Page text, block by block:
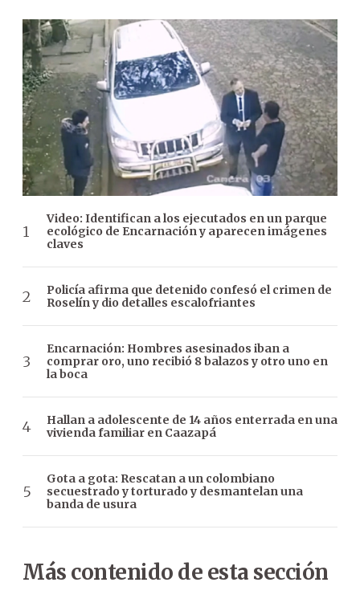
Video: Identifican a los ejecutados en un parque
ecológico de Encarnación y aparecen imágenes
claves
Policía afirma que detenido confesó el crimen de
Roselín y dio detalles escalofriantes
Encarnación: Hombres asesinados iban a
comprar oro, uno recibió 8 balazos y otro uno en
la boca
Hallan a adolescente de 14 años enterrada en una
vivienda familiar en Caazapá
Gota a gota: Rescatan a un colombiano
secuestrado y torturado y desmantelan una
banda de usura
Más contenido de esta sección